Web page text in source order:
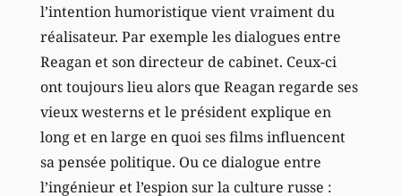
l’intention humoristique vient vraiment du
réalisateur. Par exemple les dialogues entre
Reagan et son directeur de cabinet. Ceux-ci
ont toujours lieu alors que Reagan regarde ses
vieux westerns et le président explique en
long et en large en quoi ses films influencent
sa pensée politique. Ou ce dialogue entre
l’ingénieur et l’espion sur la culture russe :